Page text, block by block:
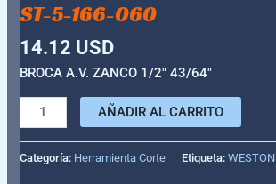
ST-5-166-060
14.12 USD
BROCA A.V. ZANCO 1/2″ 43/64″
AÑADIR AL CARRITO
Categoría: Herramienta Corte Etiqueta:WESTON